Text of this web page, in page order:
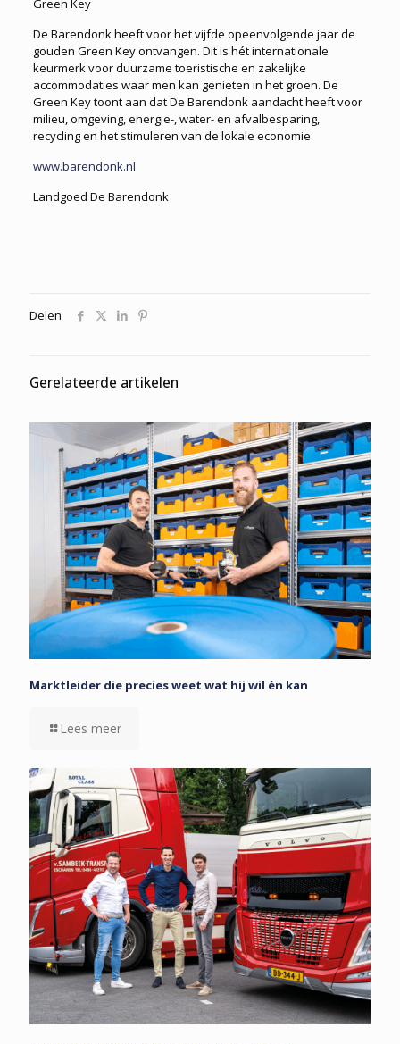
Green Key
De Barendonk heeft voor het vijfde opeenvolgende jaar de
gouden Green Key ontvangen. Dit is hét internationale
keurmerk voor duurzame toeristische en zakelijke
accommodaties waar men kan genieten in het groen. De
Green Key toont aan dat De Barendonk aandacht heeft voor
milieu, omgeving, energie-, water- en afvalbesparing,
recycling en het stimuleren van de lokale economie.
www.barendonk.nl
Landgoed De Barendonk
Delen
Gerelateerde artikelen
Marktleider die precies weet wat hij wil én kan
Lees meer